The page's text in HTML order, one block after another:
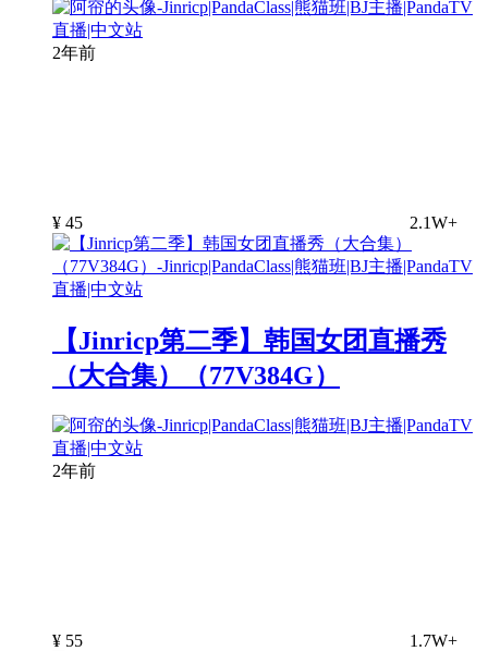
2年前
¥ 45 2.1W+
【Jinricp第二季】韩国女团直播秀
（大合集）（77V384G）
2年前
¥ 55 1.7W+